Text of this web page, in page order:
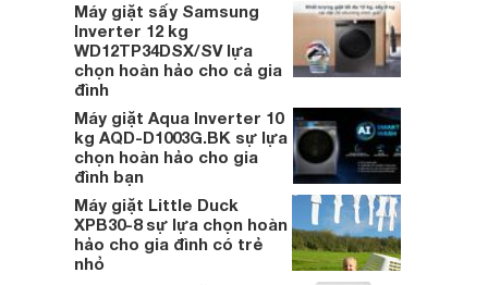
Máy giặt sấy Samsung
Inverter 12 kg
WD12TP34DSX/SV lựa
chọn hoàn hảo cho cả gia
đình
Máy giặt Aqua Inverter 10
kg AQD-D1003G.BK sự lựa
chọn hoàn hảo cho gia
đình bạn
Máy giặt Little Duck
XPB30-8 sự lựa chọn hoàn
hảo cho gia đình có trẻ
nhỏ